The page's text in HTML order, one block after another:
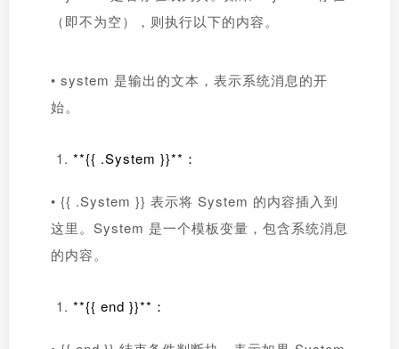
（即不为空），则执行以下的内容。
• system 是输出的文本，表示系统消息的开
始。
**{{ .System }}**：
• {{ .System }} 表示将 System 的内容插入到
这里。System 是一个模板变量，包含系统消息
的内容。
**{{ end }}**：